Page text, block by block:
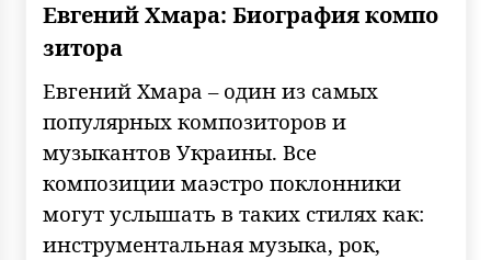
Евгений Хмара: Биография компо
зитора
Евгений Хмара – один из самых
популярных композиторов и
музыкантов Украины. Все
композиции маэстро поклонники
могут услышать в таких стилях как:
инструментальная музыка, рок,